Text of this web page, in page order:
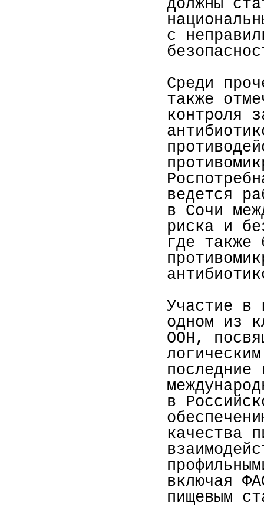
должны
с
Среди
также
контроля
ведется
в Сочи
риска и
где также
Участие в
одном из
ООН,
последние
в
качества
включая
пищевым